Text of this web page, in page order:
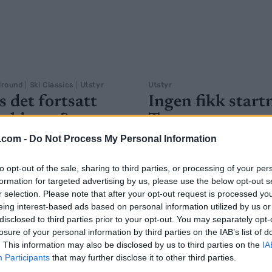
- Do Not Process My Personal Information
opt-out of the sale, sharing to third parties, or processing of your
for targeted advertising by us, please use the below opt-out
selection. Please note that after your opt-out request is processed
interest-based ads based on personal information utilized by us
to third parties prior to your opt-out. You may separately
of your personal information by third parties on the IAB’s list of
This information may also be disclosed by us to third parties on the
Participants that may further disclose it to other third parties.
Ski Classics Utstyr
det fortsatt
SCHEVE 22.02.2024
i at det testes lite for fluor i
noen «metter» skiene med
konkurranser.
tok et dypdykk i
Utstyr
Ingen fikk
Tromsø
BY INGEBORG SCHEVE
Da Skiforbundet kjørte sine
tester for sesongen, var det
fikk startnekt. – Jeg tror alle
med støtteapparatet ble